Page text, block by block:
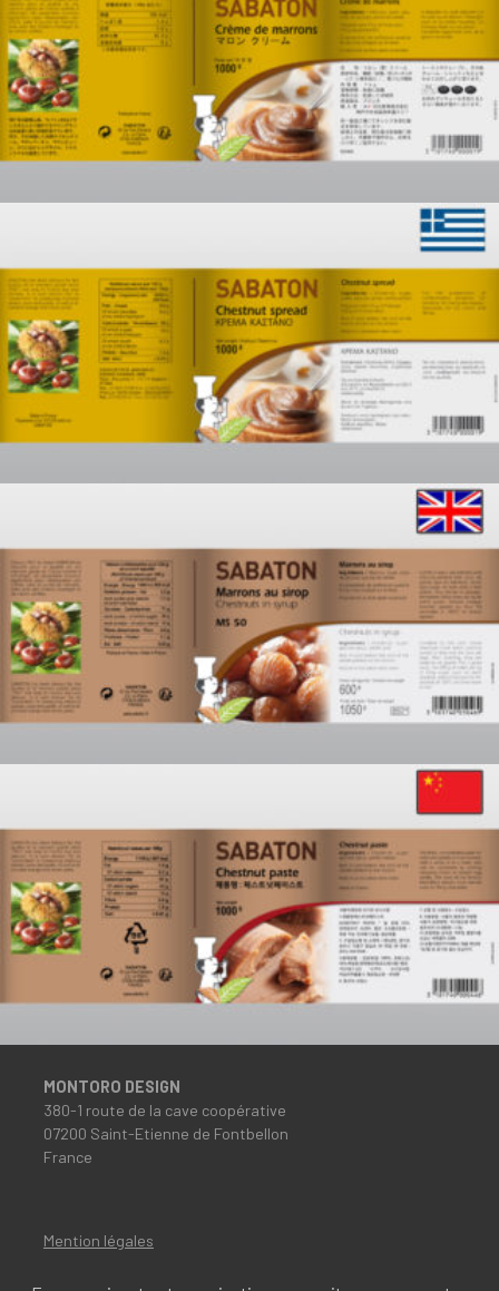
MONTORO DESIGN
380-1 route de la cave coopérative
07200 Saint-Etienne de Fontbellon
France
Mention légales